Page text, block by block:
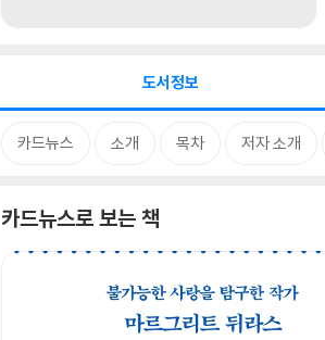
도서정보
카드뉴스 소개 목차 저자 소개
카드뉴스로 보는 책